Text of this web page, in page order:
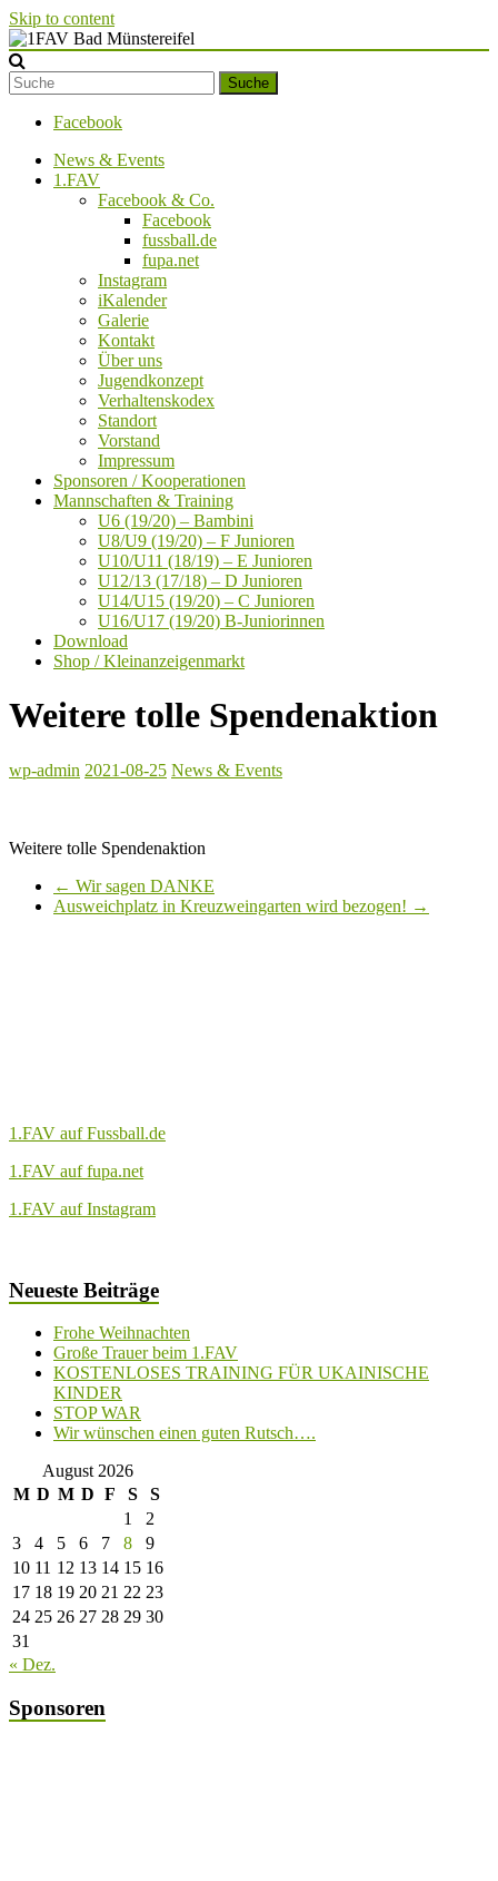
Skip to content
1FAV Bad Münstereifel Suche
Facebook
News & Events
1.FAV
Facebook & Co.
Facebook
fussball.de
fupa.net
Instagram
iKalender
Galerie
Kontakt
Über uns
Jugendkonzept
Verhaltenskodex
Standort
Vorstand
Impressum
Sponsoren / Kooperationen
Mannschaften & Training
U6 (19/20) – Bambini
U8/U9 (19/20) – F Junioren
U10/U11 (18/19) – E Junioren
U12/13 (17/18) – D Junioren
U14/U15 (19/20) – C Junioren
U16/U17 (19/20) B-Juniorinnen
Download
Shop / Kleinanzeigenmarkt
Weitere tolle Spendenaktion
wp-admin 2021-08-25 News & Events
Weitere tolle Spendenaktion
← Wir sagen DANKE
Ausweichplatz in Kreuzweingarten wird bezogen! →
1.FAV auf Fussball.de
1.FAV auf fupa.net
1.FAV auf Instagram
Neueste Beiträge
Frohe Weihnachten
Große Trauer beim 1.FAV
KOSTENLOSES TRAINING FÜR UKAINISCHE
KINDER
STOP WAR
Wir wünschen einen guten Rutsch….
August 2026
M D M D F S
S
1
2
3
4 5 6 7 8
9
10 11 12 13 14 15 16
17 18 19 20 21 22 23
24 25 26 27 28 29 30
31
« Dez.
Sponsoren